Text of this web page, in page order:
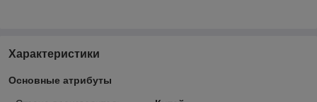
Характеристики
Основные атрибуты